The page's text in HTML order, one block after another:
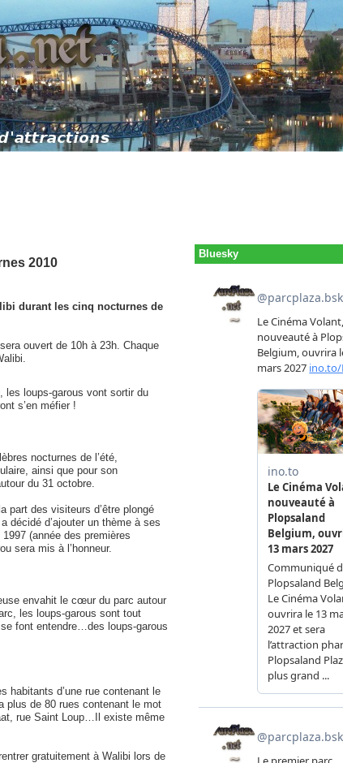
2010
durant les cinq nocturnes de
ouvert de 10h à 23h. Chaque
les loups-garous vont sortir du
s’en méfier !
nocturnes de l’été,
ainsi que pour son
du 31 octobre.
part des visiteurs d’être plongé
décidé d’ajouter un thème à ses
(année des premières
sera mis à l’honneur.
envahit le cœur du parc autour
les loups-garous sont tout
font entendre…des loups-garous
habitants d’une rue contenant le
plus de 80 rues contenant le mot
rue Saint Loup…Il existe même
gratuitement à Walibi lors de
Bluesky